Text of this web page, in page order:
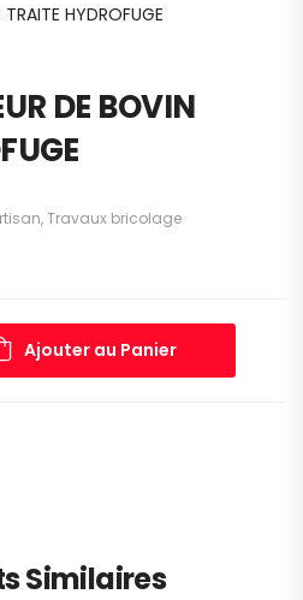
HYDROFUGE
DE BOVIN
,Travaux bricolage
Ajouter au Panier
Similaires